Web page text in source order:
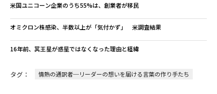
米国ユニコーン企業のうち55%は、創業者が移民
オミクロン株感染、半数以上が「気付かず」 米調査結果
16年前、冥王星が惑星ではなくなった理由と経緯
タグ： 情熱の通訳者─リーダーの想いを届ける言葉の作り手たち